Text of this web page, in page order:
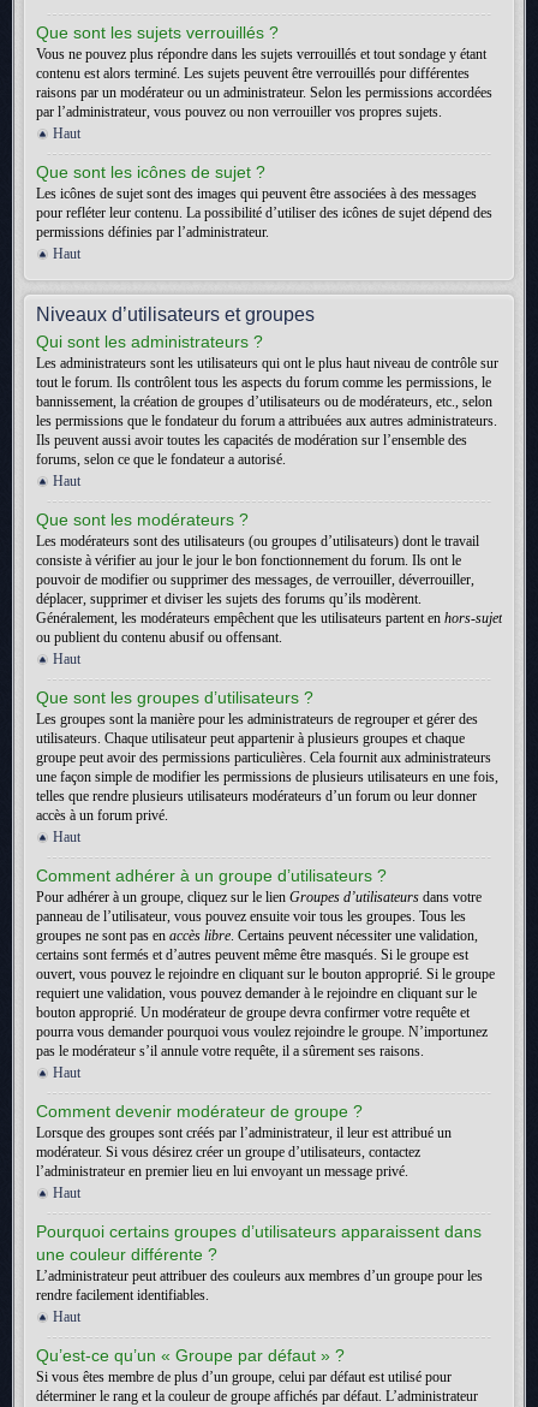
Que sont les sujets verrouillés ?
Vous ne pouvez plus répondre dans les sujets verrouillés et tout sondage y étant
contenu est alors terminé. Les sujets peuvent être verrouillés pour différentes
raisons par un modérateur ou un administrateur. Selon les permissions accordées
par l’administrateur, vous pouvez ou non verrouiller vos propres sujets.
Haut
Que sont les icônes de sujet ?
Les icônes de sujet sont des images qui peuvent être associées à des messages
pour refléter leur contenu. La possibilité d’utiliser des icônes de sujet dépend des
permissions définies par l’administrateur.
Haut
Niveaux d’utilisateurs et groupes
Qui sont les administrateurs ?
Les administrateurs sont les utilisateurs qui ont le plus haut niveau de contrôle sur
tout le forum. Ils contrôlent tous les aspects du forum comme les permissions, le
bannissement, la création de groupes d’utilisateurs ou de modérateurs, etc., selon
les permissions que le fondateur du forum a attribuées aux autres administrateurs.
Ils peuvent aussi avoir toutes les capacités de modération sur l’ensemble des
forums, selon ce que le fondateur a autorisé.
Haut
Que sont les modérateurs ?
Les modérateurs sont des utilisateurs (ou groupes d’utilisateurs) dont le travail
consiste à vérifier au jour le jour le bon fonctionnement du forum. Ils ont le
pouvoir de modifier ou supprimer des messages, de verrouiller, déverrouiller,
déplacer, supprimer et diviser les sujets des forums qu’ils modèrent.
Généralement, les modérateurs empêchent que les utilisateurs partent en hors-sujet
ou publient du contenu abusif ou offensant.
Haut
Que sont les groupes d’utilisateurs ?
Les groupes sont la manière pour les administrateurs de regrouper et gérer des
utilisateurs. Chaque utilisateur peut appartenir à plusieurs groupes et chaque
groupe peut avoir des permissions particulières. Cela fournit aux administrateurs
une façon simple de modifier les permissions de plusieurs utilisateurs en une fois,
telles que rendre plusieurs utilisateurs modérateurs d’un forum ou leur donner
accès à un forum privé.
Haut
Comment adhérer à un groupe d’utilisateurs ?
Pour adhérer à un groupe, cliquez sur le lien Groupes d’utilisateurs dans votre
panneau de l’utilisateur, vous pouvez ensuite voir tous les groupes. Tous les
groupes ne sont pas en accès libre. Certains peuvent nécessiter une validation,
certains sont fermés et d’autres peuvent même être masqués. Si le groupe est
ouvert, vous pouvez le rejoindre en cliquant sur le bouton approprié. Si le groupe
requiert une validation, vous pouvez demander à le rejoindre en cliquant sur le
bouton approprié. Un modérateur de groupe devra confirmer votre requête et
pourra vous demander pourquoi vous voulez rejoindre le groupe. N’importunez
pas le modérateur s’il annule votre requête, il a sûrement ses raisons.
Haut
Comment devenir modérateur de groupe ?
Lorsque des groupes sont créés par l’administrateur, il leur est attribué un
modérateur. Si vous désirez créer un groupe d’utilisateurs, contactez
l’administrateur en premier lieu en lui envoyant un message privé.
Haut
Pourquoi certains groupes d’utilisateurs apparaissent dans
une couleur différente ?
L’administrateur peut attribuer des couleurs aux membres d’un groupe pour les
rendre facilement identifiables.
Haut
Qu’est-ce qu’un « Groupe par défaut » ?
Si vous êtes membre de plus d’un groupe, celui par défaut est utilisé pour
déterminer le rang et la couleur de groupe affichés par défaut. L’administrateur